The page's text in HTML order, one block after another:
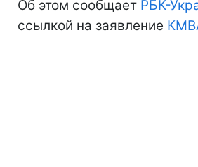
Об этом сообщает РБК-
ссылкой на заявление